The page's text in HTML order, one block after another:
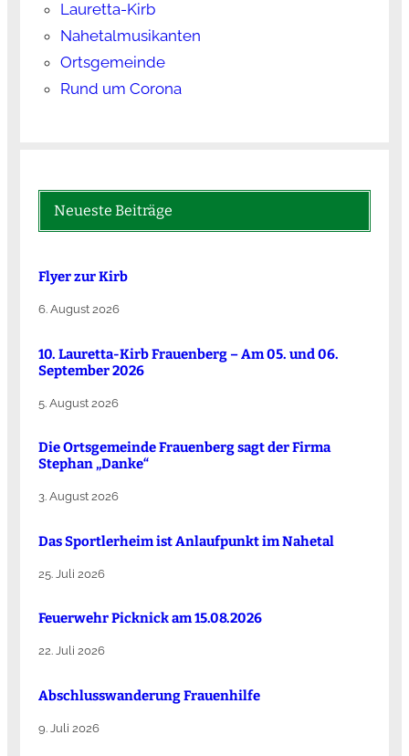
Lauretta-Kirb
Nahetalmusikanten
Ortsgemeinde
Rund um Corona
Neueste Beiträge
Flyer zur Kirb
6. August 2026
10. Lauretta-Kirb Frauenberg – Am 05. und 06.
September 2026
5. August 2026
Die Ortsgemeinde Frauenberg sagt der Firma
Stephan „Danke“
3. August 2026
Das Sportlerheim ist Anlaufpunkt im Nahetal
25. Juli 2026
Feuerwehr Picknick am 15.08.2026
22. Juli 2026
Abschlusswanderung Frauenhilfe
9. Juli 2026